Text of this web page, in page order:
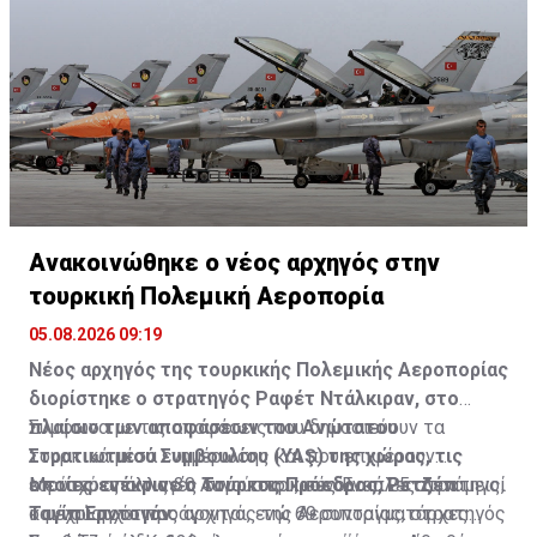
Ανακοινώθηκε ο νέος αρχηγός στην
τουρκική Πολεμική Αεροπορία
05.08.2026 09:19
Νέος αρχηγός της τουρκικής Πολεμικής Αεροπορίας
διορίστηκε ο στρατηγός Ραφέτ Ντάλκιραν, στο
πλαίσιο των αποφάσεων του Ανώτατου
Στρατιωτικού Συμβουλίου (YAŞ) της χώρας, τις
οποίες ενέκρινε ο Τούρκος Πρόεδρος, Ρετζέπ
Ταγίπ Ερντογάν.
Σύμφωνα με τις αποφάσεις που δημοσιεύουν τα
τουρκικά μέσα ενημέρωσης και που επιφέρουν
ευρύτερες αλλαγές στις τουρκικές Ένοπλες Δυνάμεις,
ο μέχρι πρότινος αρχηγός της Αεροπορίας, στρατηγός
Με ισχύ από τις 30 Αυγούστου, συνολικά 25 στρατηγοί
και ναύαρχοι προάγονται, ενώ 69 συνταγματάρχες